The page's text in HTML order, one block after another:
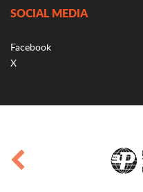
SOCIAL MEDIA
Facebook
X